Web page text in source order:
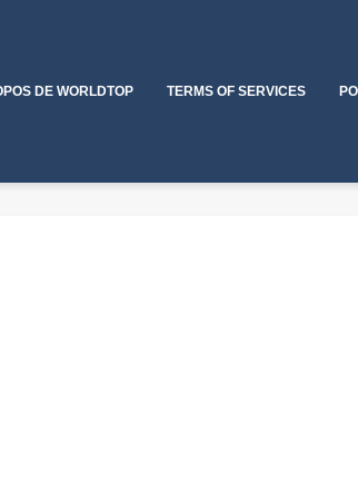
DE WORLDTOP TERMS OF SERVICES